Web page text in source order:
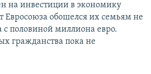
на инвестиции в экономику
Евросоюза обошелся их семьям не
с половиной миллиона евро.
гражданства пока не